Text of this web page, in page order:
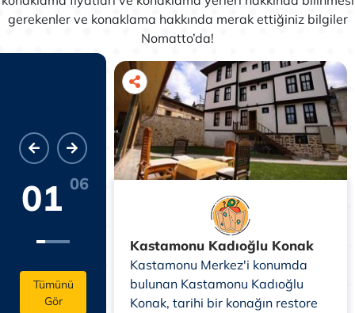
gerekenler ve konaklama hakkında merak ettiğiniz bilgiler
Nomatto’da!
01 06
Tümünü
Gör
Ilgaz
Kastamonu Kadıoğlu Konak
Kastamonu Merkez'i konumda
bulunan Kastamonu Kadıoğlu
Konak, tarihi bir konağın restore